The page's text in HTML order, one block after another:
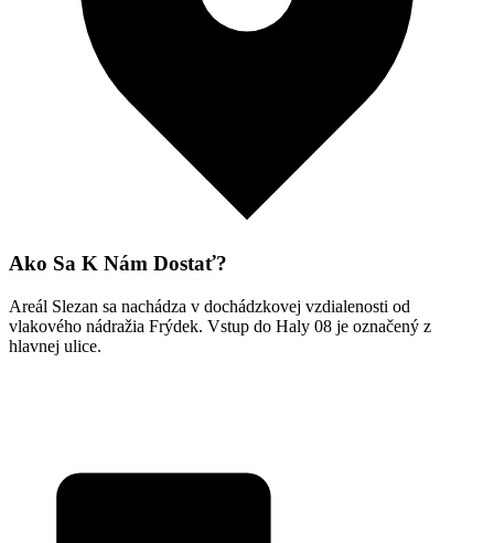
Ako Sa K Nám Dostať?
Areál Slezan sa nachádza v dochádzkovej vzdialenosti od
vlakového nádražia Frýdek. Vstup do Haly 08 je označený z
hlavnej ulice.